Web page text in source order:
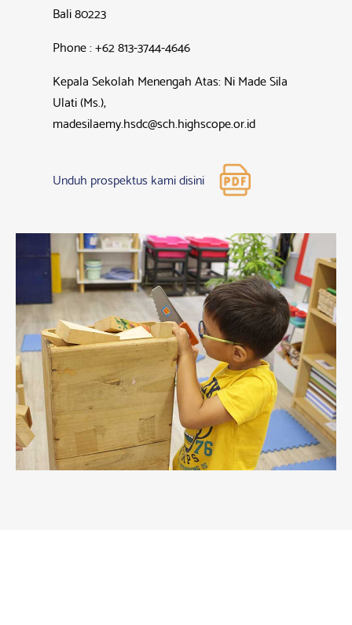
Bali 80223
Phone : +62 813-3744-4646
Kepala Sekolah Menengah Atas: Ni Made Sila
Ulati (Ms.),
madesilaemy.hsdc@sch.highscope.or.id
Unduh prospektus kami disini